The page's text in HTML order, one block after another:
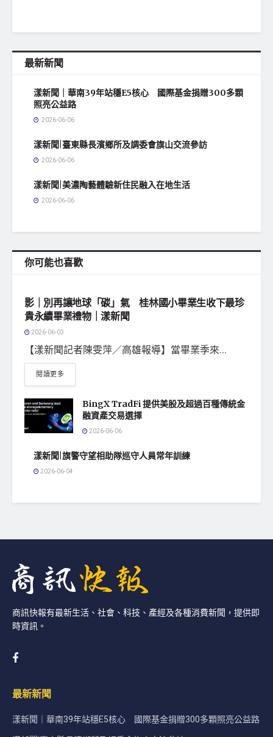
最新新聞
漾新聞｜華南39年站穩E5核心 國際基金捐贈300多顆
照亮公益路
2026-06-06
漾新聞|臺東縣長濱鄉所及調委會旗山交流參訪
2026-06-06
漾新聞|美濃陶藝體驗新住民融入在地生活
2026-06-06
你可能也喜歡
影｜別再讓地球「碳」氣 桂林國小畢業生收下最珍
貴永續畢業禮物｜漾新聞
2026-06-03
【漾新聞記者陳雯萍／高雄報導】當畢業季來...
閱讀更多
BingX TradFi 提供美股及超過百種傳統金
融資產交易選擇
2026-06-06
漾新聞|旗警守望相助隊巡守人員常年訓練
2026-06-04
商訊快報有最新生活、社會、科技、產經及各種消費新聞，提供即
時資訊。
最新新聞
漾新聞｜華南39年站穩E5核心 國際基金捐贈300多顆照亮公益路